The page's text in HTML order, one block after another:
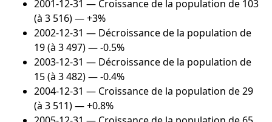
2001-12-31 — Croissance de la population de 103
(à 3 516) — +3%
2002-12-31 — Décroissance de la population de
19 (à 3 497) — -0.5%
2003-12-31 — Décroissance de la population de
15 (à 3 482) — -0.4%
2004-12-31 — Croissance de la population de 29
(à 3 511) — +0.8%